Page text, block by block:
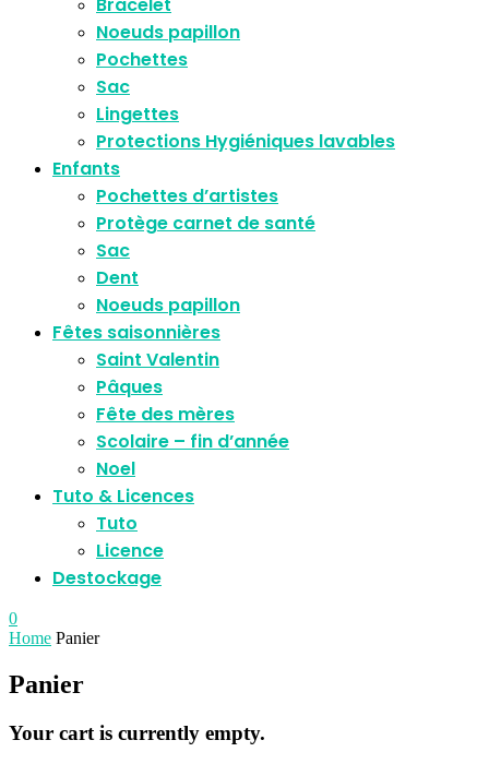
Noeuds papillon
Pochettes
Sac
Lingettes
Protections Hygiéniques lavables
Enfants
Pochettes d’artistes
Protège carnet de santé
Sac
Dent
Noeuds papillon
Fêtes saisonnières
Saint Valentin
Pâques
Fête des mères
Scolaire – fin d’année
Noel
Tuto & Licences
Tuto
Licence
Destockage
0
Home Panier
Panier
Your cart is currently empty.